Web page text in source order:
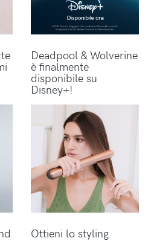
Deadpool & Wolverine
è finalmente
disponibile su
Disney+!
Ottieni lo styling